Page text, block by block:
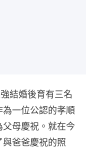
結婚後育有三名
一位公認的孝順
母慶祝。就在今
爸爸慶祝的照